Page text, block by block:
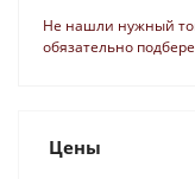
Не нашли нужный
обязательно
Цены